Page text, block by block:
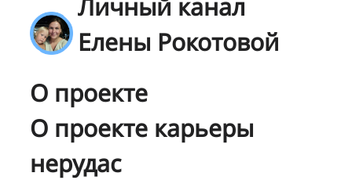
Личный канал
Елены Рокотовой
О проекте
О проекте карьеры
нерудас